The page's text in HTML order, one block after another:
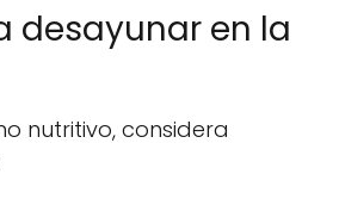
desayunar en la
nutritivo, considera